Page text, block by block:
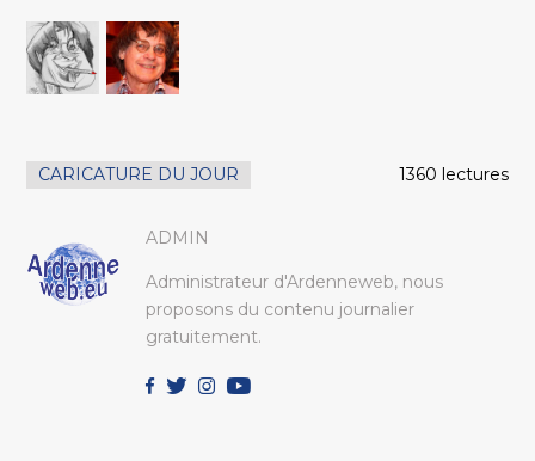
CARICATURE DU JOUR 1360 lectures
ADMIN
Administrateur d'Ardenneweb, nous
proposons du contenu journalier
gratuitement.